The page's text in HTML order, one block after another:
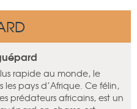
rapide au monde, le
pays d’Afrique. Ce félin,
prédateurs africains, est un